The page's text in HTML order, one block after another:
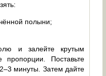
полыни;
и залейте крутым
Поставьте
минуты. Затем дайте